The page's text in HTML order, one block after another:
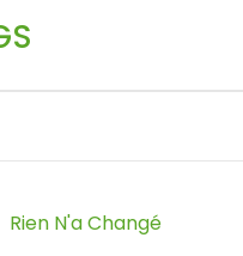
Rien N'a Changé